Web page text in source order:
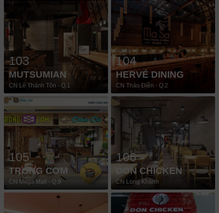
103
MUTSUMIAN
CN Lê Thánh Tôn - Q.1
104
HERVÉ DINING
CN Thảo Điền - Q.2
105
TRỐNG CƠM
CN Mega Mall - Q.9
106
DON CHICKEN
CN Long Khánh